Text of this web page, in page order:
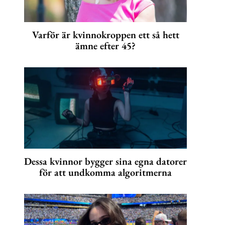
Varför är kvinnokroppen ett så hett
ämne efter 45?
Dessa kvinnor bygger sina egna datorer
för att undkomma algoritmerna